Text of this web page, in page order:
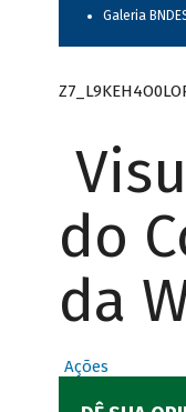
Galeria
do
da
Ações